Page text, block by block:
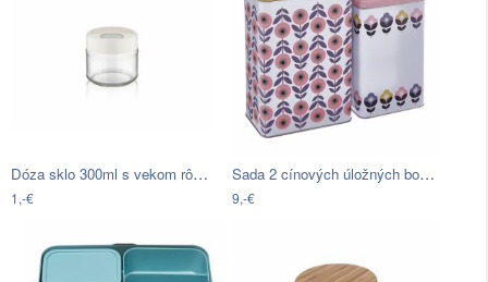
Dóza sklo 300ml s vekom rôzne farby
1,-€
Sada 2 cínových úložných boxov Premier…
9,-€